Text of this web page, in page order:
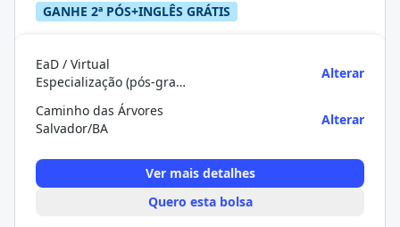
GANHE 2ª PÓS+INGLÊS GRÁTIS
EaD / Virtual
Especialização (pós-graduação)
Alterar
Caminho das Árvores
Salvador/BA
Alterar
Ver mais detalhes
Quero esta bolsa